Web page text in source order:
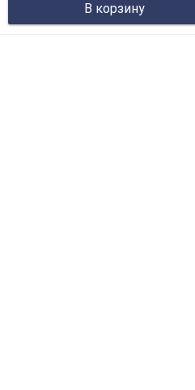
В корзину